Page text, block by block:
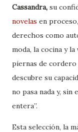
Cassandra, su
novelas en
derechos como
moda, la cocina y
piernas de cordero
descubre su
no pasa nada y, sin
entera”.
Esta selección, la